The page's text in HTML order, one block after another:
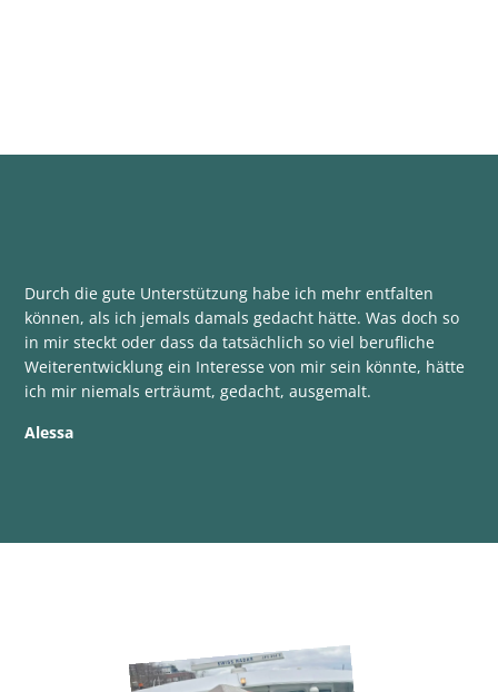
Durch die gute Unterstützung habe ich mehr entfalten
können, als ich jemals damals gedacht hätte. Was doch so
in mir steckt oder dass da tatsächlich so viel berufliche
Weiterentwicklung ein Interesse von mir sein könnte, hätte
ich mir niemals erträumt, gedacht, ausgemalt.
Alessa